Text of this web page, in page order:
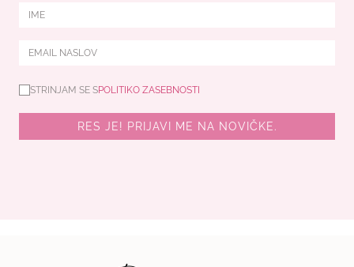
STRINJAM SE SPOLITIKO ZASEBNOSTI
RES JE! PRIJAVI ME NA NOVIČKE.